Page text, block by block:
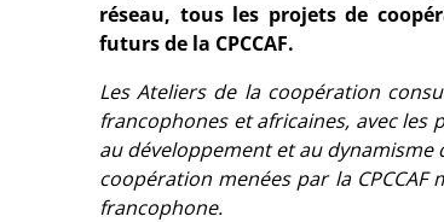
réseau, tous les projets de
futurs de la CPCCAF.
Les Ateliers de la coopération
francophones et africaines, avec
au développement et au
coopération menées par la
francophone.